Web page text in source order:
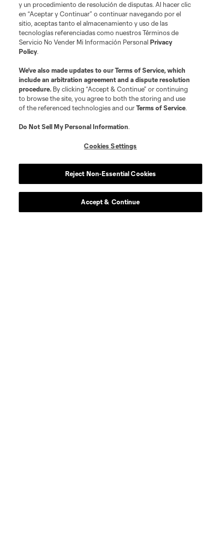
y un procedimiento de resolución de disputas. Al hacer clic
en “Aceptar y Continuar” o continuar navegando por el
sitio, aceptas tanto el almacenamiento y uso de las
tecnologías referenciadas como nuestros Términos de
Servicio No Vender Mi Información PersonalPrivacy
Policy.
We’ve also made updates to ourTerms of Service, which
include an arbitration agreement and a dispute resolution
procedure. By clicking “Accept & Continue” or continuing
to browse the site, you agree to both the storing and use
of the referenced technologies and ourTerms of Service.
Do Not Sell My Personal Information.
Cookies Settings
Reject Non-Essential Cookies
Accept & Continue